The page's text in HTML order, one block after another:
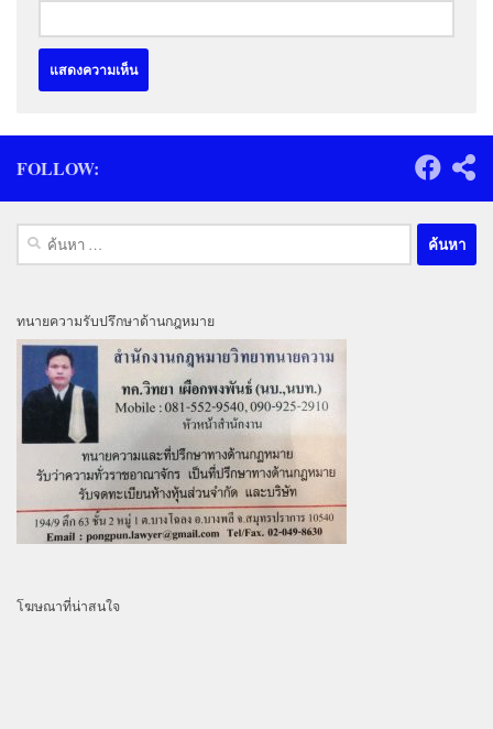
FOLLOW:
ค้นหา
สำหรับ:
ทนายความรับปรึกษาด้านกฎหมาย
โฆษณาที่น่าสนใจ